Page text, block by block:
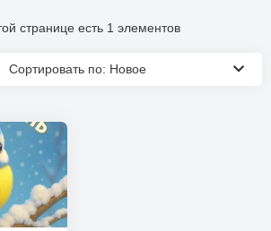
Сортировать по: Новое
странице есть 1 элементов